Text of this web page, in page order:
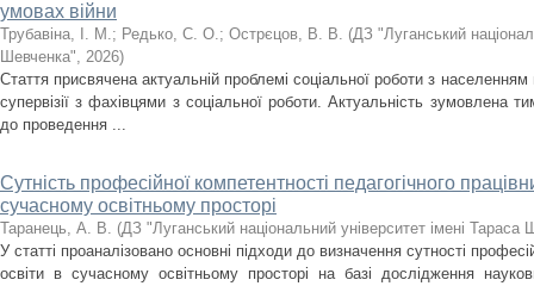
умовах війни
Трубавіна, І. М.; Редько, С. О.; Острєцов, В. В. (ДЗ "Луганський
Шевченка", 2026)
Стаття присвячена актуальній проблемі соціальної роботи з
супервізії з фахівцями з соціальної роботи. Актуальність зумовлена
до проведення ...
Сутність професійної компетентності педагогічного
сучасному освітньому просторі
Таранець, А. В. (ДЗ "Луганський національний університет імені Тараса
У статті проаналізовано основні підходи до визначення сутності
освіти в сучасному освітньому просторі на базі дослідження